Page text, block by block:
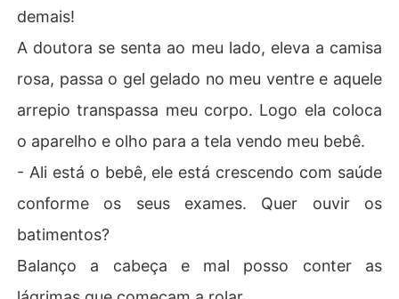
demais!
A doutora se senta ao meu lado, eleva a camisa
rosa, passa o gel gelado no meu ventre e aquele
arrepio transpassa meu corpo. Logo ela coloca
o aparelho e olho para a tela vendo meu bebê.
- Ali está o bebê, ele está crescendo com saúde
conforme os seus exames. Quer ouvir os
batimentos?
Balanço a cabeça e mal posso conter as